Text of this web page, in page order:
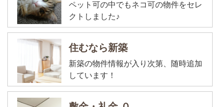
ペット可の中でもネコ可の物件をセレ
クトしました♪
住むなら新築
新築の物件情報が入り次第、随時追加
しています！